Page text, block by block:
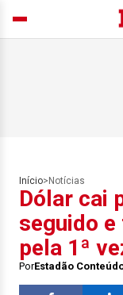
Início> Notícias
Dólar cai
seguido e
pela 1ª
PorEstadão